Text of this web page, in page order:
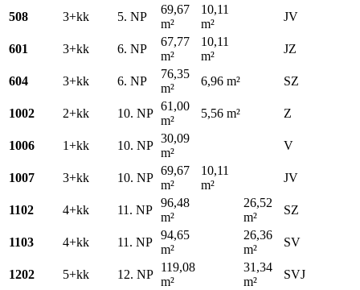
508 3+kk 5. NP
69,67
m²
10,11
m²
JV
601 3+kk 6. NP
67,77
m²
10,11
m²
JZ
604 3+kk 6. NP
76,35
m²
6,96 m² SZ
1002 2+kk 10. NP
61,00
m²
5,56 m² Z
1006 1+kk 10. NP
30,09
m²
V
1007 3+kk 10. NP
69,67
m²
10,11
m²
JV
1102 4+kk 11. NP
96,48
m²
26,52
m²
SZ
1103 4+kk 11. NP
94,65
m²
26,36
m²
SV
1202 5+kk 12. NP
119,08
m²
31,34
m²
SVJ